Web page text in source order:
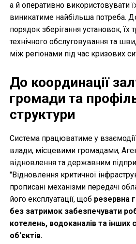
а й оперативно використовувати
виникатиме найбільша потреба.
порядок зберігання установок, їх
технічного обслуговування та
між регіонами під час кризових
До координації
громади та
структури
Система працюватиме у
влади, місцевими громадами,
відновлення та державним
"Відновлення критичної
прописані механізми передачі
його експлуатації, щоб резервна
без затримок забезпечувати
котелень, водоканалів та інших
об'єктів.